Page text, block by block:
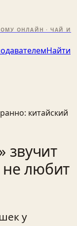
ОНЛАЙН · ЧАЙ И
Найти
китайский
звучит
не любит
у